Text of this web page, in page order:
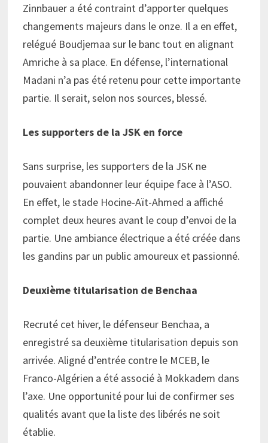
Zinnbauer a été contraint d’apporter quelques
changements majeurs dans le onze. Il a en effet,
relégué Boudjemaa sur le banc tout en alignant
Amriche à sa place. En défense, l’international
Madani n’a pas été retenu pour cette importante
partie. Il serait, selon nos sources, blessé.
Les supporters de la JSK en force
Sans surprise, les supporters de la JSK ne
pouvaient abandonner leur équipe face à l’ASO.
En effet, le stade Hocine-Aït-Ahmed a affiché
complet deux heures avant le coup d’envoi de la
partie. Une ambiance électrique a été créée dans
les gandins par un public amoureux et passionné.
Deuxième titularisation de Benchaa
Recruté cet hiver, le défenseur Benchaa, a
enregistré sa deuxième titularisation depuis son
arrivée. Aligné d’entrée contre le MCEB, le
Franco-Algérien a été associé à Mokkadem dans
l’axe. Une opportunité pour lui de confirmer ses
qualités avant que la liste des libérés ne soit
établie.